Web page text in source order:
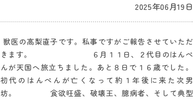
2025年06月19日
獣医の高梨直子です。私事ですがご報告させていただ
きます。 ６月１１日、２代目のはんぺ
んが天国へ旅立ちました。あと８日で１６歳でした。
初代のはんぺんが亡くなって約１年後に来た次男
坊。 食欲旺盛、破壊王、臆病者、そして典型